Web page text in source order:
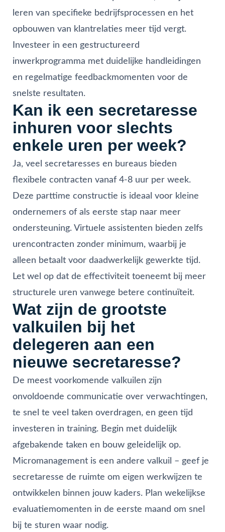
leren van specifieke bedrijfsprocessen en het
opbouwen van klantrelaties meer tijd vergt.
Investeer in een gestructureerd
inwerkprogramma met duidelijke handleidingen
en regelmatige feedbackmomenten voor de
snelste resultaten.
Kan ik een secretaresse
inhuren voor slechts
enkele uren per week?
Ja, veel secretaresses en bureaus bieden
flexibele contracten vanaf 4-8 uur per week.
Deze parttime constructie is ideaal voor kleine
ondernemers of als eerste stap naar meer
ondersteuning. Virtuele assistenten bieden zelfs
urencontracten zonder minimum, waarbij je
alleen betaalt voor daadwerkelijk gewerkte tijd.
Let wel op dat de effectiviteit toeneemt bij meer
structurele uren vanwege betere continuïteit.
Wat zijn de grootste
valkuilen bij het
delegeren aan een
nieuwe secretaresse?
De meest voorkomende valkuilen zijn
onvoldoende communicatie over verwachtingen,
te snel te veel taken overdragen, en geen tijd
investeren in training. Begin met duidelijk
afgebakende taken en bouw geleidelijk op.
Micromanagement is een andere valkuil – geef je
secretaresse de ruimte om eigen werkwijzen te
ontwikkelen binnen jouw kaders. Plan wekelijkse
evaluatiemomenten in de eerste maand om snel
bij te sturen waar nodig.